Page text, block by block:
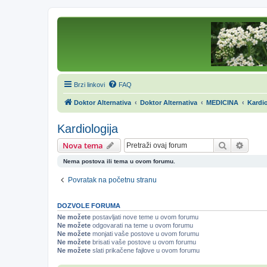
Brzi linkovi FAQ
Doktor Alternativa Doktor Alternativa MEDICINA
Kardiologija
Nova tema Pretraga
Nema postova ili tema u ovom forumu.
Povratak na početnu stranu
DOZVOLE FORUMA
Ne možete postavljati nove teme u ovom forumu
Ne možete odgovarati na teme u ovom forumu
Ne možete monjati vaše postove u ovom forumu
Ne možete brisati vaše postove u ovom forumu
Ne možete slati prikačene fajlove u ovom forumu